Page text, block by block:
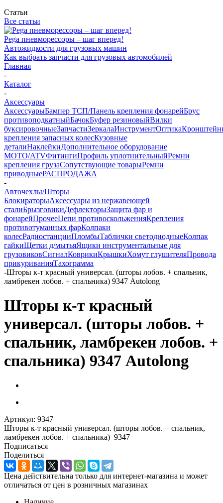
Статьи
Все статьи
Pega пневморессоры – шаг вперед!
Автожидкости для грузовых машин
Как выбрать запчасти для грузовых автомобилей
Главная
-
Каталог
-
Аксессуары
АксессуарыБампер ТСП/Панель крепления фонарейБрус
противоподкатныйБачокБуфер резиновыйВилки
буксировочныеЗапчастиЗеркалаИнструментОптика
крепления запасных колесКузовные
деталиНаклейкиДополнительное оборудование
MOTO/ATVФитингиПрофиль уплотнительныйРемни
крепления грузаСопутствующие товарыРемни
приводныеРАСПРОДАЖА
-
Авточехлы/Шторы
БлокираторыАксессуары из нержавеющей
сталиБрызговикиДефлекторыЗащита фар и
фонарейПрочееЦепи противоскольженияКрепления
противотуманных фарКолпаки
колесРадиостанцииПломбыТаблички светодиодныеКолпак
гайкиЩетки д/мытьяЯщики инструментальные для
грузовиковСигналКоврикиКрышкиХомут глушителяПровода
прикуриванияТахограмма
-Шторы к-т красный универсал. (шторы лобов. + спальник,
ламбрекен лобов. + спальника) 9347 Autolong
Шторы к-т красный
универсал. (шторы лобов. +
спальник, ламбрекен лобов. +
спальника) 9347 Autolong
Артикул: 9347
Шторы к-т красный универсал. (шторы лобов. + спальник,
ламбрекен лобов. + спальника) 9347
Подписаться
Поделиться
Цена действительна только для интернет-магазина и может
отличаться от цен в розничных магазинах